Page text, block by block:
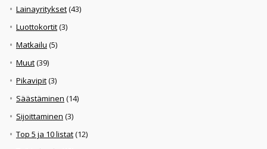
Lainayritykset(43)
Luottokortit(3)
Matkailu (5)
Muut(39)
Pikavipit(3)
Säästäminen (14)
Sijoittaminen (3)
Top 5 ja 10 listat(12)